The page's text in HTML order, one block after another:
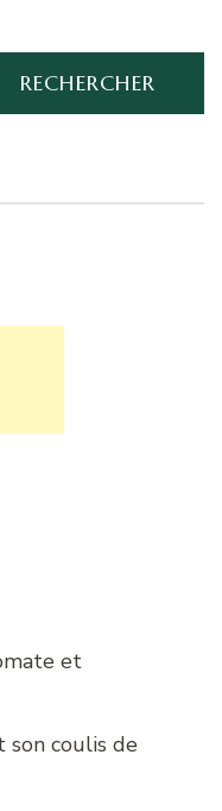
RECHERCHER
et
son coulis de